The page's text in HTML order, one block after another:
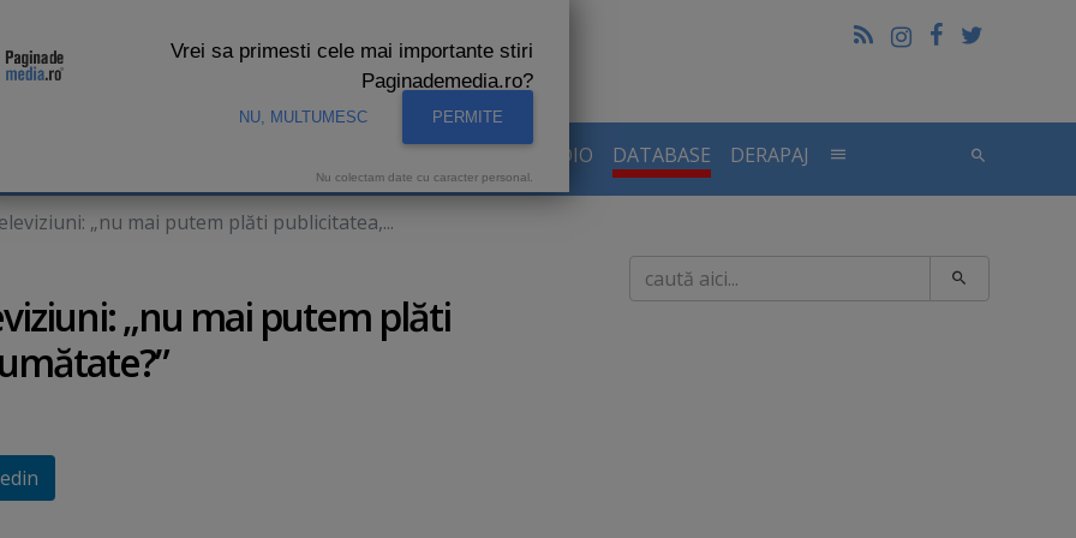
AUDIENTE RADIO DATABASE DERAPAJ
„nu mai putem plăti publicitatea,...
„nu mai putem plăti
Caută
Vrei sa primesti cele mai importante stiri
Paginademedia.ro?
NU, MULTUMESC PERMITE
Nu colectam date cu caracter personal.